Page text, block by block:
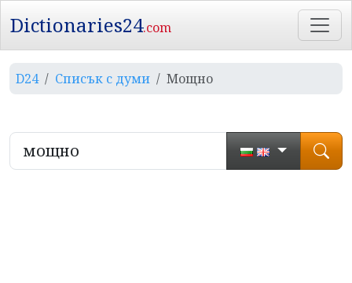
Dictionaries24.com
D24 Списък с думи Мощно